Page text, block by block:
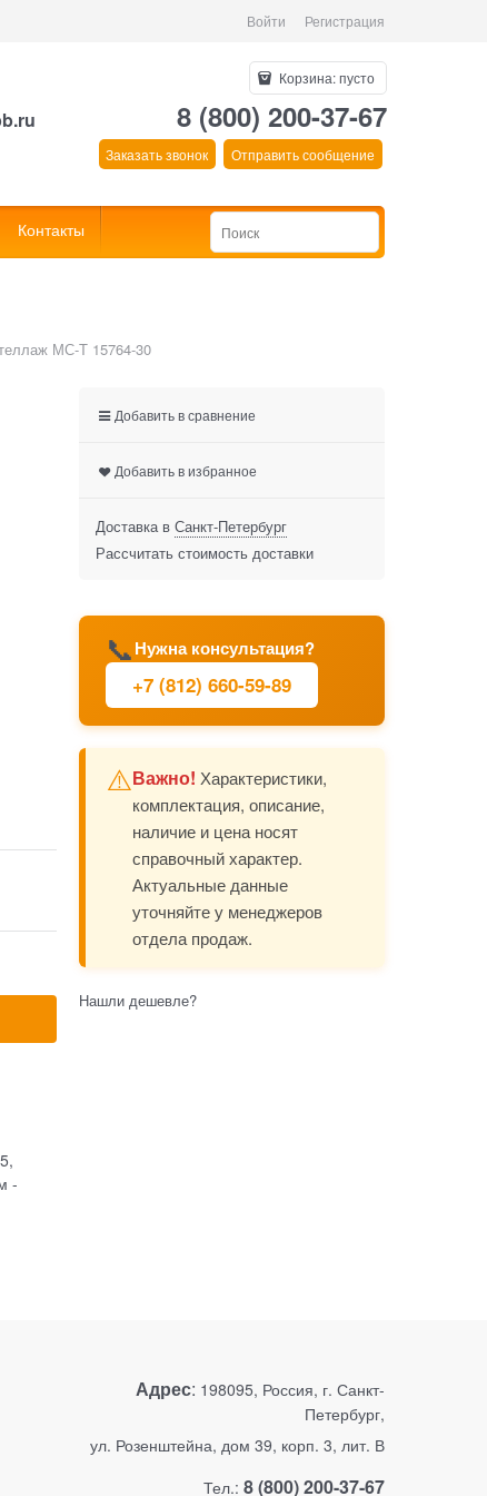
Войти Регистрация
Корзина:пусто
8 (800) 200-37-67
Заказать звонок Отправить сообщение
Контакты
МС-Т 15764-30
-
📞Нужна консультация?
+7 (812) 660-59-89
⚠️Важно! Характеристики,
комплектация, описание,
наличие и цена носят
справочный характер.
Актуальные данные
уточняйте у менеджеров
отдела продаж.
Добавить в сравнение
Добавить в избранное
Доставка в Санкт-Петербург
Рассчитать стоимость доставки
Нашли дешевле?
Адрес: 198095, Россия, г. Санкт-
Петербург,
ул. Розенштейна, дом 39, корп. 3, лит. В
Тел.: 8 (800) 200-37-67